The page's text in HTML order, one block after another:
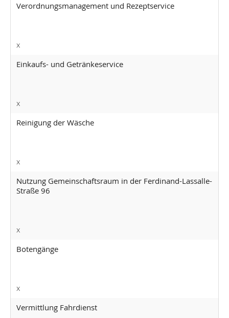
Verordnungsmanagement und Rezeptservice
x
Einkaufs- und Getränkeservice
x
Reinigung der Wäsche
x
Nutzung Gemeinschaftsraum in der Ferdinand-Lassalle-
Straße 96
x
Botengänge
x
Vermittlung Fahrdienst